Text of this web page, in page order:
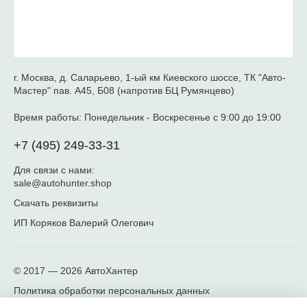
г. Москва, д. Саларьево, 1-ый км Киевского шоссе, ТК "Авто-
Мастер" пав. А45, Б08 (напротив БЦ Румянцево)
Время работы: Понедельник - Воскресенье с 9:00 до 19:00
+7 (495) 249-33-31
Для связи с нами:
sale@autohunter.shop
Скачать реквизиты
ИП Коряков Валерий Олегович
© 2017 — 2026 АвтоХантер
Политика обработки персональных данных